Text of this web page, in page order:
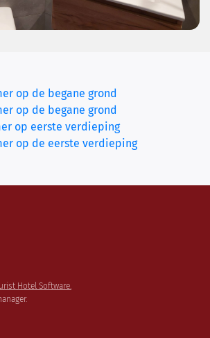
op de begane grond
op de begane grond
op eerste verdieping
op de eerste verdieping(current)
Hotel Software.